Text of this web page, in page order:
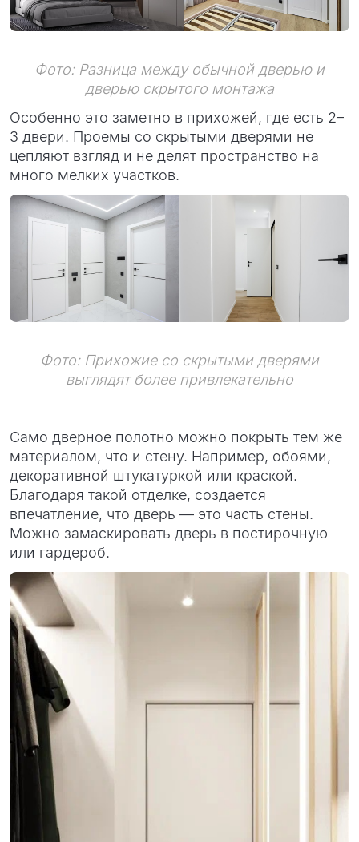
Фото: Разница между обычной дверью и
дверью скрытого монтажа
Особенно это заметно в прихожей, где есть 2–
3 двери. Проемы со скрытыми дверями не
цепляют взгляд и не делят пространство на
много мелких участков.
Фото: Прихожие со скрытыми дверями
выглядят более привлекательно
Само дверное полотно можно покрыть тем же
материалом, что и стену. Например, обоями,
декоративной штукатуркой или краской.
Благодаря такой отделке, создается
впечатление, что дверь — это часть стены.
Можно замаскировать дверь в постирочную
или гардероб.